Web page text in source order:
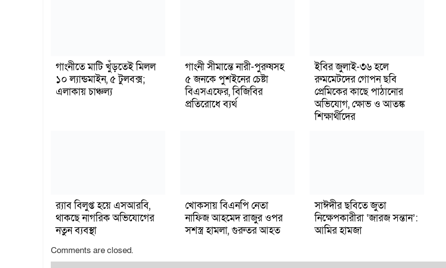
গাংনীতে মাটি খুঁড়তেই মিলল
১০ ল্যান্ডমাইন, ৫ টুলবক্স;
এলাকায় চাঞ্চল্য
গাংনী সীমান্তে নারী-পুরুষসহ
৫ জনকে পুশইনের চেষ্টা
বিএসএফের, বিজিবির
প্রতিরোধে ব্যর্থ
ইবির জুলাই-৩৬ হলে
রুমমেটদের গোপন ছবি
প্রেমিকের কাছে পাঠানোর
অভিযোগ, ক্ষোভ ও আতঙ্ক
শিক্ষার্থীদের
র‍্যাব বিলুপ্ত হয়ে এসআরবি,
থাকছে নাগরিক অভিযোগের
নতুন ব্যবস্থা
খোকসায় বিএনপি নেতা
নাফিজ আহমেদ রাজুর ওপর
সশস্ত্র হামলা, গুরুতর আহত
সাঈদীর ছবিতে জুতা
নিক্ষেপকারীরা ‘জারজ সন্তান’:
আমির হামজা
Comments are closed.